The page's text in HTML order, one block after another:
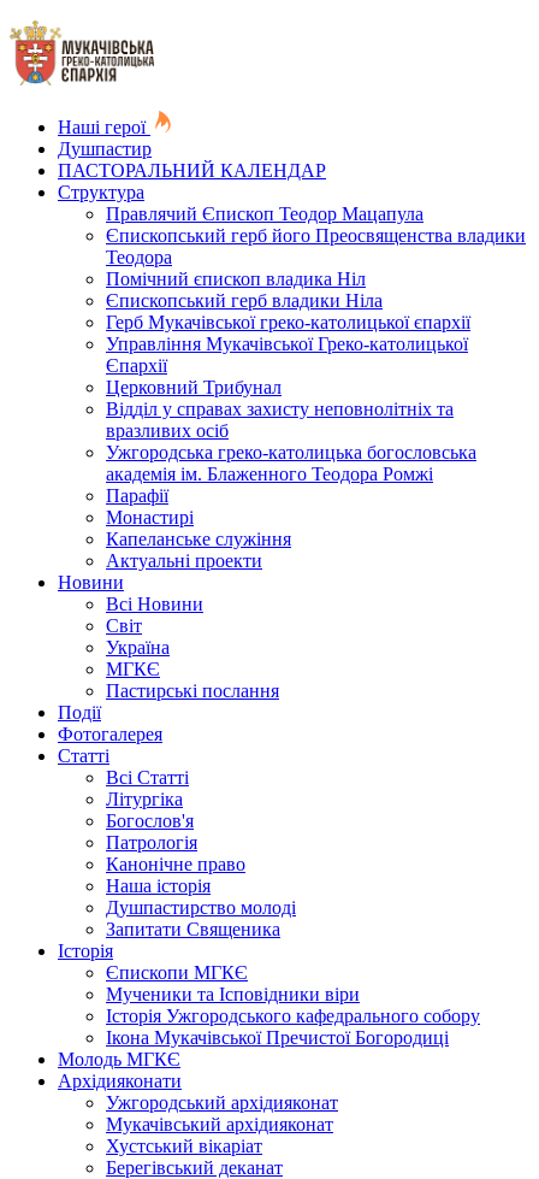
Наші герої
Душпастир
ПАСТОРАЛЬНИЙ КАЛЕНДАР
Структура
Правлячий Єпископ Теодор Мацапула
Єпископський герб його Преосвященства владики
Теодора
Помічний єпископ владика Ніл
Єпископський герб владики Ніла
Герб Мукачівської греко-католицької єпархії
Управління Мукачівської Греко-католицької
Єпархії
Церковний Трибунал
Відділ у справах захисту неповнолітніх та
вразливих осіб
Ужгородська греко-католицька богословська
академія ім. Блаженного Теодора Ромжі
Парафії
Монастирі
Капеланське служіння
Актуальні проекти
Новини
Всі Новини
Світ
Україна
МГКЄ
Пастирські послання
Події
Фотогалерея
Статті
Всі Статті
Літургіка
Богослов'я
Патрологія
Канонічне право
Наша історія
Душпастирство молоді
Запитати Священика
Історія
Єпископи МГКЄ
Мученики та Ісповідники віри
Історія Ужгородського кафедрального собору
Ікона Мукачівської Пречистої Богородиці
Молодь МГКЄ
Архідияконати
Ужгородський архідияконат
Мукачівський архідияконат
Хустський вікаріат
Берегівський деканат